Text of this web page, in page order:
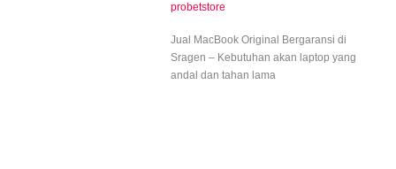
probetstore
Jual MacBook Original Bergaransi di
Sragen – Kebutuhan akan laptop yang
andal dan tahan lama